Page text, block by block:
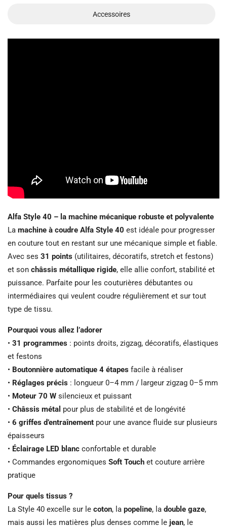
Accessoires
Alfa Style 40 – la machine mécanique robuste et polyvalente
La machine à coudre Alfa Style 40 est idéale pour progresser
en couture tout en restant sur une mécanique simple et fiable.
Avec ses 31 points (utilitaires, décoratifs, stretch et festons)
et son châssis métallique rigide, elle allie confort, stabilité et
puissance. Parfaite pour les couturières débutantes ou
intermédiaires qui veulent coudre régulièrement et sur tout
type de tissu.
Pourquoi vous allez l’adorer
• 31 programmes : points droits, zigzag, décoratifs, élastiques
et festons
• Boutonnière automatique 4 étapes facile à réaliser
• Réglages précis : longueur 0–4 mm / largeur zigzag 0–5 mm
• Moteur 70 W silencieux et puissant
• Châssis métal pour plus de stabilité et de longévité
• 6 griffes d’entraînement pour une avance fluide sur plusieurs
épaisseurs
• Éclairage LED blanc confortable et durable
• Commandes ergonomiques Soft Touch et couture arrière
pratique
Pour quels tissus ?
La Style 40 excelle sur le coton, la popeline, la double gaze,
mais aussi les matières plus denses comme le jean, le